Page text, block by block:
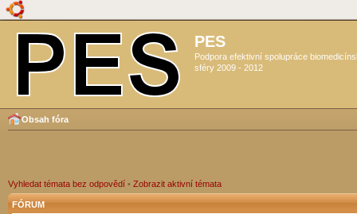
PES
Podpora efektivní spolupráce
sféry 2009 - 2012
Obsah fóra
Vyhledat témata bez odpovědí • Zobrazit aktivní témata
FÓRUM